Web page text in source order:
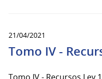
21/04/2021
Tomo IV -